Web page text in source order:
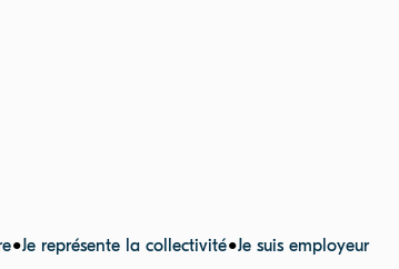
•Je représente la collectivité•Je suis employeur